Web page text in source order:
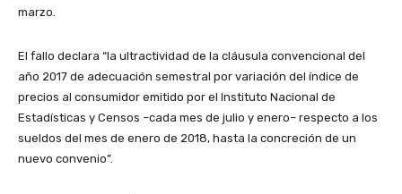
marzo.
El fallo declara “la ultractividad de la cláusula convencional del
año 2017 de adecuación semestral por variación del índice de
precios al consumidor emitido por el Instituto Nacional de
Estadísticas y Censos –cada mes de julio y enero– respecto a los
sueldos del mes de enero de 2018, hasta la concreción de un
nuevo convenio”.